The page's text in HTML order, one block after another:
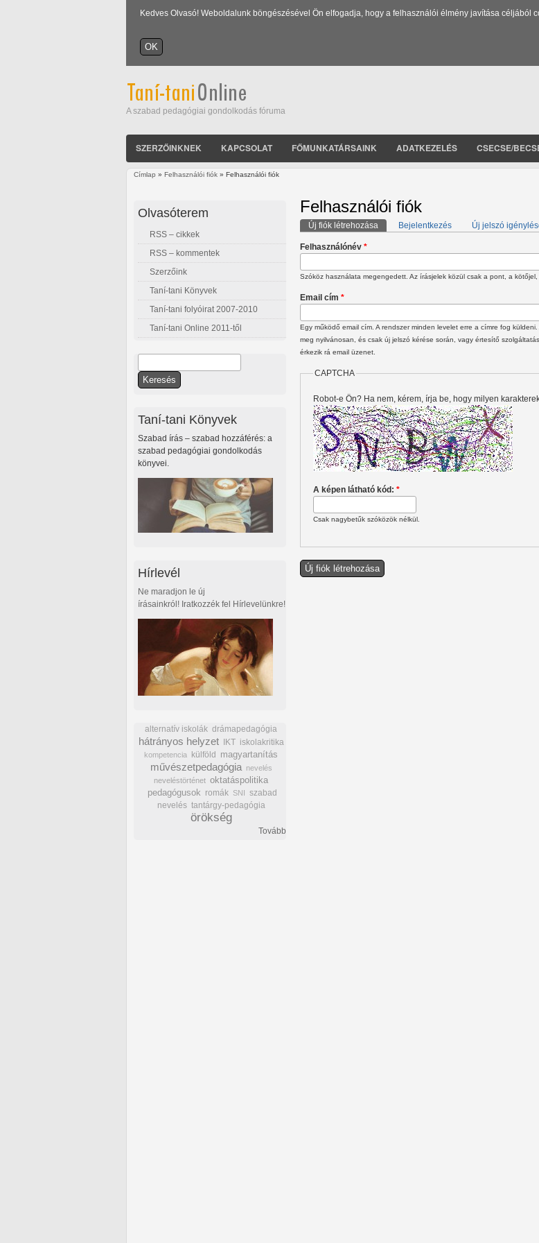
Kedves Olvasó! Weboldalunk böngészésével Ön elfogadja, hogy a felhasználói élmény javítása céljából
A szabad pedagógiai gondolkodás fóruma
SZERZŐINKNEK KAPCSOLAT FŐMUNKATÁRSAINK ADATKEZELÉS CSECSE/
Címlap » Felhasználói fiók » Felhasználói fiók
Felhasználói fiók
Elsődleges fülek
Új fiók létrehozása (aktív fül)Bejelentkezés Új jelszó
Felhasználónév *
Szóköz használata megengedett. Az írásjelek közül csak a pont, a
Email cím *
Egy működő email cím. A rendszer minden levelet erre a címre fog
meg nyilvánosan, és csak új jelszó kérése során, vagy értesítő
érkezik rá email üzenet.
CAPTCHA
Robot-e Ön? Ha nem, kérem, írja be, hogy milyen
A képen látható kód:*
Csak nagybetűk szóközök nélkül.
Olvasóterem
RSS – cikkek
RSS – kommentek
Szerzőink
Taní-tani Könyvek
Taní-tani folyóirat 2007-2010
Taní-tani Online 2011-től
Keresés űrlap
Taní-tani Könyvek
Szabad írás – szabad hozzáférés: a
szabad pedagógiai gondolkodás
könyvei.
Hírlevél
Ne maradjon le új
írásainkról! Iratkozzék fel Hírlevelünkre!
alternatív iskolák drámapedagógia
hátrányos helyzet IKT iskolakritika
kompetencia külföld magyartanítás
művészetpedagógia
nevelés
neveléstörténet oktatáspolitika
pedagógusok romák SNI szabad
nevelés tantárgy-pedagógia
örökség
Tovább